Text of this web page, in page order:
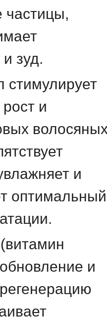
частицы,
зуд.
стимулирует
и
и
оптимальный
(витамин
и